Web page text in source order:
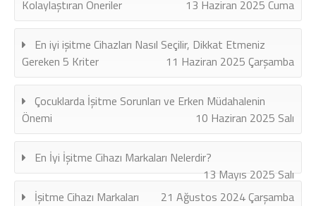
Kolaylaştıran Öneriler 13 Haziran 2025 Cuma
En iyi işitme Cihazları Nasıl Seçilir, Dikkat Etmeniz
Gereken 5 Kriter
11 Haziran 2025 Çarşamba
Çocuklarda İşitme Sorunları ve Erken Müdahalenin
Önemi
10 Haziran 2025 Salı
En İyi İşitme Cihazı Markaları Nelerdir?
13 Mayıs 2025 Salı
İşitme Cihazı Markaları
21 Ağustos 2024 Çarşamba